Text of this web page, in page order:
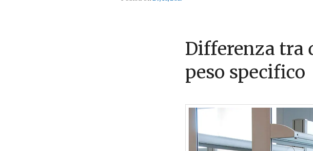
Differenza tra
peso specifico